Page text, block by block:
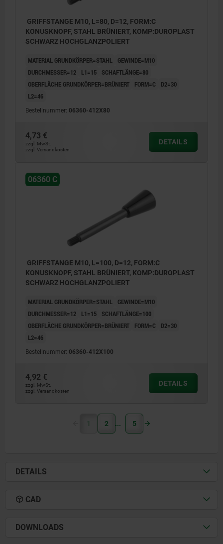
GRIFFSTANGE M10, L=80, D=12, FORM:C
KONUSKNOPF, STAHL BRÜNIERT, KOMP:DUROPLAST
SCHWARZ HOCHGLANZPOLIERT
MATERIAL GRUNDKÖRPER=STAHL
GEWINDE=M10
DURCHMESSER=12
L1=15
SCHAFTLÄNGE=80
OBERFLÄCHE GRUNDKÖRPER=BRÜNIERT
FORM=C
D2=30
L2=46
Bestellnummer: 06360-412X80
4,73 €
zzgl. MwSt.
zzgl. Versandkosten
DETAILS
06360 C
GRIFFSTANGE M10, L=100, D=12, FORM:C
KONUSKNOPF, STAHL BRÜNIERT, KOMP:DUROPLAST
SCHWARZ HOCHGLANZPOLIERT
MATERIAL GRUNDKÖRPER=STAHL
GEWINDE=M10
DURCHMESSER=12
L1=15
SCHAFTLÄNGE=100
OBERFLÄCHE GRUNDKÖRPER=BRÜNIERT
FORM=C
D2=30
L2=46
Bestellnummer: 06360-412X100
4,92 €
zzgl. MwSt.
zzgl. Versandkosten
DETAILS
1 2 5
DETAILS
CAD
DOWNLOADS